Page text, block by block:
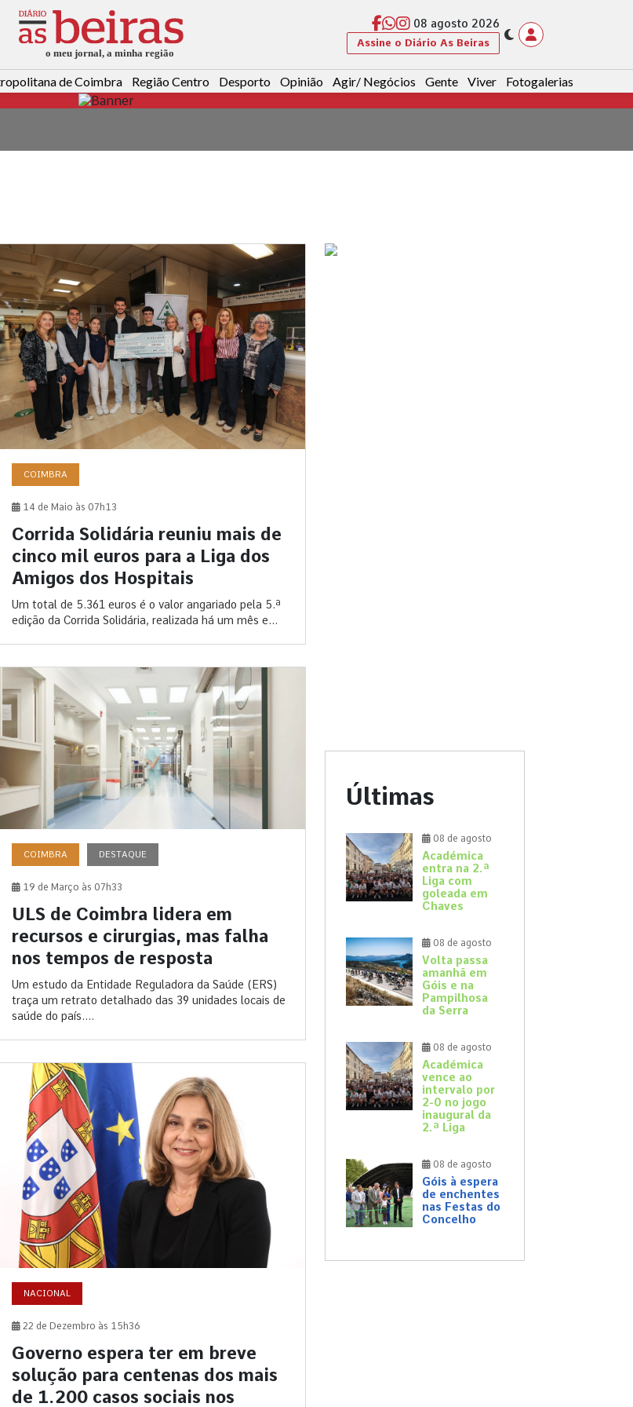
08 agosto 2026
Assine o Diário As Beiras
de Coimbra Região Centro Desporto Opinião Agir/ Negócios Gente Viver Fotogalerias
COIMBRA
14 de Maio às 07h13
Corrida Solidária reuniu mais de
cinco mil euros para a Liga dos
Amigos dos Hospitais
Um total de 5.361 euros é o valor angariado pela 5.ª
edição da Corrida Solidária, realizada há um mês e...
COIMBRA DESTAQUE
19 de Março às 07h33
ULS de Coimbra lidera em
recursos e cirurgias, mas falha
nos tempos de resposta
Um estudo da Entidade Reguladora da Saúde (ERS)
traça um retrato detalhado das 39 unidades locais de
saúde do país....
NACIONAL
22 de Dezembro às 15h36
Governo espera ter em breve
solução para centenas dos mais
de 1.200 casos sociais nos
Últimas
08 de agosto
Académica
entra na 2.ª
Liga com
goleada em
Chaves
08 de agosto
Volta passa
amanhã em
Góis e na
Pampilhosa
da Serra
08 de agosto
Académica
vence ao
intervalo por
2-0 no jogo
inaugural da
2.ª Liga
08 de agosto
Góis à espera
de enchentes
nas Festas do
Concelho